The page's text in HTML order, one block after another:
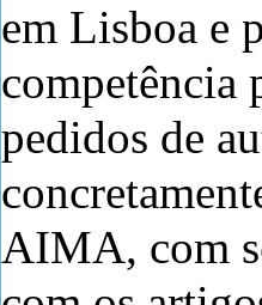
em Lisboa e
competência
pedidos de
AIMA, com